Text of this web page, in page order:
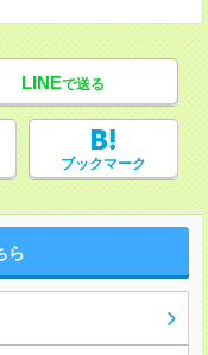
LINEで送る
ブックマーク
ら